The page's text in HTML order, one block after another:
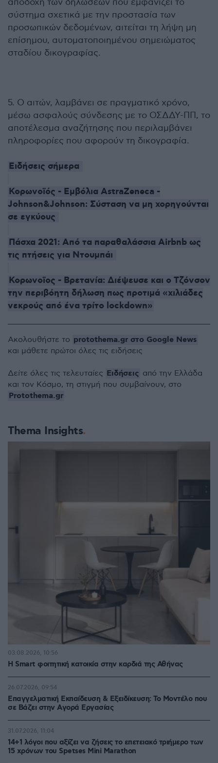
αποδοχή των δηλώσεων που εμφανίζει το
σύστημα σχετικά με την προστασία των
προσωπικών δεδομένων, αιτείται τη λήψη μη
επίσημου, αυτοματοποιημένου σημειώματος
σταδίου δικογραφίας.
5. Ο αιτών, λαμβάνει σε πραγματικό χρόνο,
μέσω ασφαλούς σύνδεσης με το ΟΣΔΔΥ-ΠΠ, το
αποτέλεσμα αναζήτησης που περιλαμβάνει
πληροφορίες που αφορούν τη δικογραφία.
Ειδήσεις σήμερα
Κορωνοϊός - Εμβόλια AstraZeneca -
Johnson&Johnson: Σύσταση να μη χορηγούνται
σε εγκύους
Πάσχα 2021: Από τα παραθαλάσσια Airbnb ως
τις πτήσεις για Ντουμπάι
Κορωνοϊος - Βρετανία: Διέψευσε και ο Τζόνσον
την περιβόητη δήλωση πως προτιμά «χιλιάδες
νεκρούς από ένα τρίτο lockdown»
Thema Insights
Η Smart φοιτητική κατοικία στην καρδιά της Αθήνας
03.08.2026, 10:56
Επαγγελματική Εκπαίδευση & Εξειδίκευση: Το Mοντέλο που
σε Bάζει στην Aγορά Eργασίας
26.07.2026, 09:54
14+1 λόγοι που αξίζει να ζήσεις το επετειακό τριήμερο των
15 χρόνων του Spetses Mini Marathon
31.07.2026, 11:04
Ακολουθήστε το protothema.gr στο Google News
και μάθετε πρώτοι όλες τις ειδήσεις
Δείτε όλες τις τελευταίες Ειδήσεις από την Ελλάδα
και τον Κόσμο, τη στιγμή που συμβαίνουν, στο
Protothema.gr